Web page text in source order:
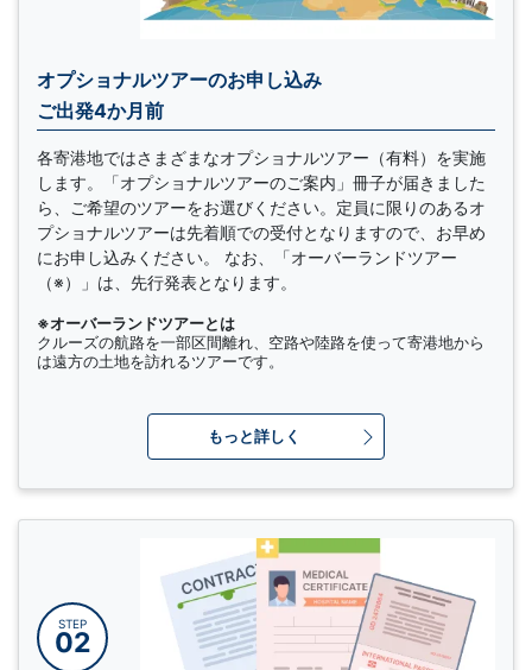
オプショナルツアーのお申し込み
ご出発4か月前
各寄港地ではさまざまなオプショナルツアー（有料）を実施
します。「オプショナルツアーのご案内」冊子が届きました
ら、ご希望のツアーをお選びください。定員に限りのあるオ
プショナルツアーは先着順での受付となりますので、お早め
にお申し込みください。 なお、「オーバーランドツアー
（※）」は、先行発表となります。
※オーバーランドツアーとは
クルーズの航路を一部区間離れ、空路や陸路を使って寄港地から
は遠方の土地を訪れるツアーです。
もっと詳しく
STEP
02